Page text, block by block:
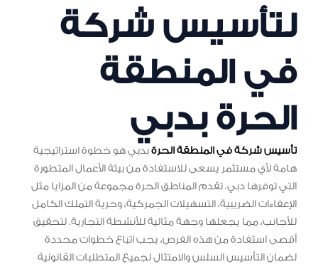
لتأسيس شركة
في المنطقة
الحرة بدبي
تأسيس شركة في المنطقة الحرةبدبي هو خطوة استراتيجية
هامة لأي مستثمر يسعى للاستفادة من بيئة الأعمال المتطورة
التي توفرها دبي. تقدم المناطق الحرة مجموعة من المزايا مثل
الإعفاءات الضريبية، التسهيلات الجمركية، وحرية التملك الكامل
للأجانب، مما يجعلها وجهة مثالية للأنشطة التجارية. لتحقيق
أقصى استفادة من هذه الفرص، يجب اتباع خطوات محددة
لضمان التأسيس السلس والامتثال لجميع المتطلبات القانونية